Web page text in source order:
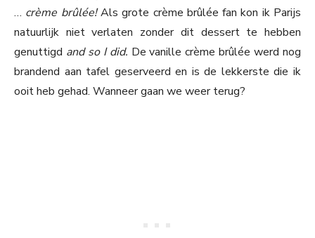
… crème brûlée!Als grote crème brûlée fan kon ik Parijs
natuurlijk niet verlaten zonder dit dessert te hebben
genuttigd and so I did. De vanille crème brûlée werd nog
brandend aan tafel geserveerd en is de lekkerste die ik
ooit heb gehad. Wanneer gaan we weer terug?